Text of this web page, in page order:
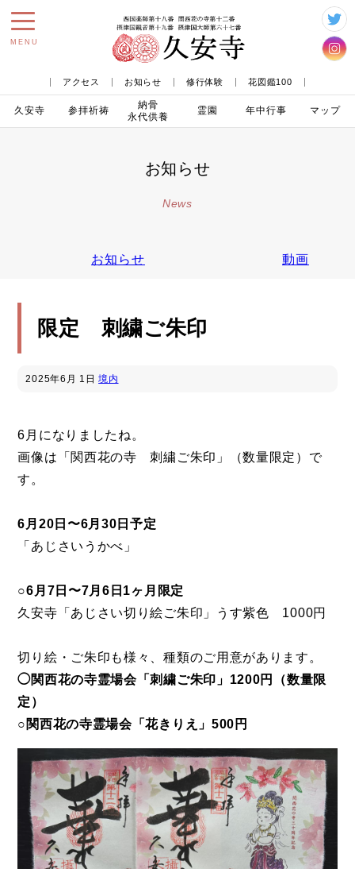
toggle
navigation
MENU
アクセス お知らせ 修行体験 花図鑑100
久安寺 参拝祈祷
納骨
永代供養
霊園 年中行事 マップ
お知らせ
News
お知らせ 動画
限定 刺繍ご朱印
2025年6月 1日 境内
6月になりましたね。
画像は「関西花の寺 刺繍ご朱印」（数量限定）で
す。
6月20日〜6月30日予定
「あじさいうかべ」
○6月7日〜7月6日1ヶ月限定
久安寺「あじさい切り絵ご朱印」うす紫色 1000円
切り絵・ご朱印も様々、種類のご用意があります。
◯関西花の寺霊場会「刺繍ご朱印」1200円（数量限
定）
○関西花の寺霊場会「花きりえ」500円